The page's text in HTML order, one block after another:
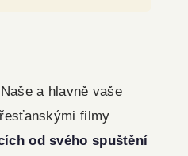
a hlavně vaše
filmy
od svého spuštění